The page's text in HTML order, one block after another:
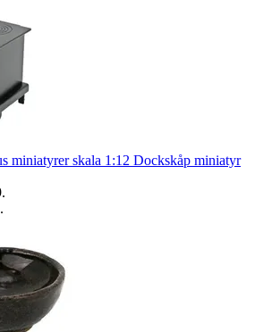
miniatyrer skala 1:12 Dockskåp miniatyr
.
.